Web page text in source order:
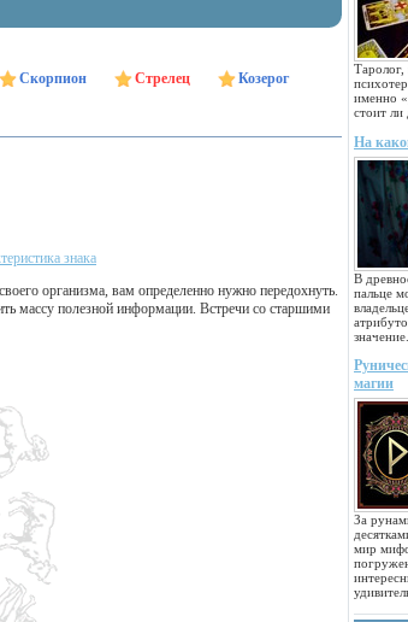
Таролог,
именно
стоит ли
На
В
пальце
значение.
магии
За
мир
Скорпион Стрелец
Козерог
знака
организма, вам определенно нужно передохнуть.
массу полезной информации. Встречи со старшими